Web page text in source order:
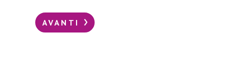
AVANTI